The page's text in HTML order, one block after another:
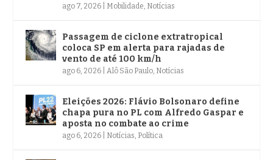
ago 7, 2026 Mobilidade, Notícias
Passagem de ciclone extratropical
coloca SP em alerta para rajadas de
vento de até 100 km/h
ago 6, 2026 |Alô São Paulo, Notícias
Eleições 2026: Flávio Bolsonaro define
chapa pura no PL com Alfredo Gaspar e
aposta no combate ao crime
ago 6, 2026 Notícias, Política